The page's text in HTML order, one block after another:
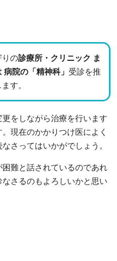
りの診療所・クリニック ま
病院の「精神科」 受診を推
す。
をしながら治療を行います
現在のかかりつけ医によく
さってはいかがでしょう。
難と話されているのであれ
さるのもよろしいかと思い